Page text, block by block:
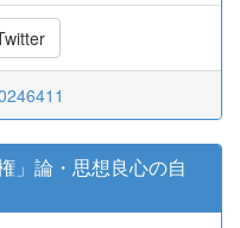
」論・思想良心の自